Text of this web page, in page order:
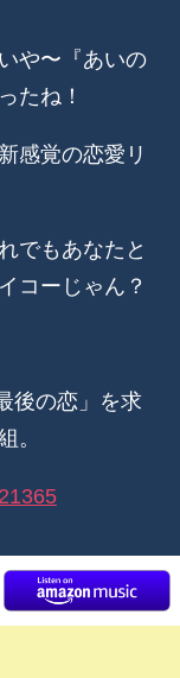
や〜『あいの
たね！
感覚の恋愛リ
でもあなたと
コーじゃん？
後の恋」を求
。